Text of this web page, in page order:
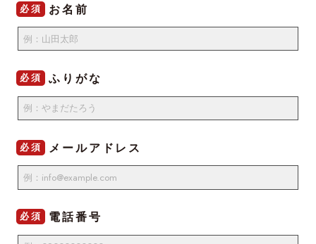
必須 お名前
必須 ふりがな
必須 メールアドレス
必須 電話番号